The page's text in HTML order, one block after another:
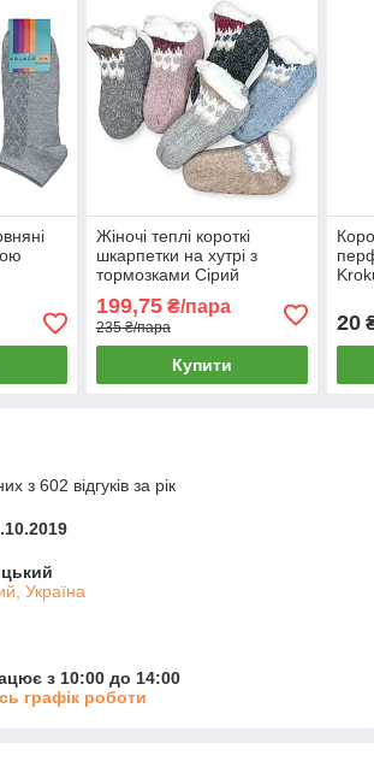
Жіночі теплі короткі
шкарпетки на хутрі з
тормозками Сірий
199,75₴/пара
235 ₴/пара
Купити
20
з 602 відгуків за рік
Україна
з 10:00 до 14:00
графік роботи